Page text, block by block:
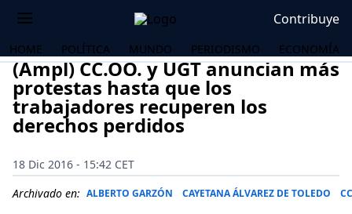
Contribuye
HOME POLÍTICA MUNDO PERIODISMO ECONOMÍA
(Ampl) CC.OO. y UGT anuncian más
protestas hasta que los
trabajadores recuperen los
derechos perdidos
18 Dic 2016 - 15:42 CET
Archivado en: ALBERTO GARZÓN CAYETANA ÁLVAREZ DE TOLEDO